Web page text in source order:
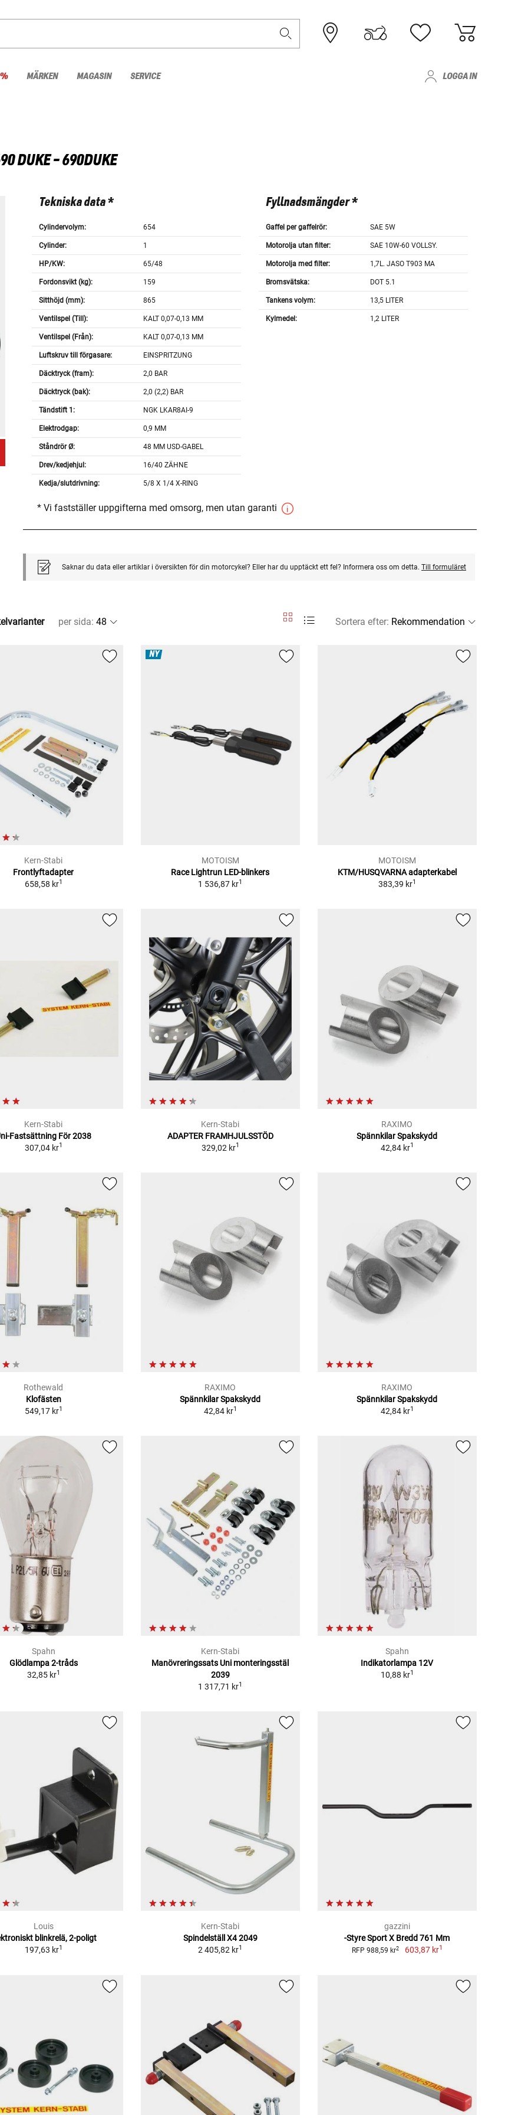
MÄRKEN MAGASIN SERVICE LOGGA IN
DUKE - 690DUKE
Tekniska data *
Cylindervolym: 654
Cylinder: 1
HP/KW: 65/48
Fordonsvikt (kg): 159
Sitthöjd (mm): 865
Ventilspel (Till): KALT 0,07-0,13 MM
Ventilspel (Från): KALT 0,07-0,13 MM
Luftskruv till förgasare: EINSPRITZUNG
Däcktryck (fram): 2,0 BAR
Däcktryck (bak): 2,0 (2,2) BAR
Tändstift 1: NGK LKAR8AI-9
Elektrodgap: 0,9 MM
Ståndrör Ø: 48 MM USD-GABEL
Drev/kedjehjul: 16/40 ZÄHNE
Kedja/slutdrivning: 5/8 X 1/4 X-RING
Fyllnadsmängder *
Gaffel per gaffelrör: SAE 5W
Motorolja utan filter: SAE 10W-60 VOLLSY.
Motorolja med filter: 1,7L. JASO T903 MA
Bromsvätska: DOT 5.1
Tankens volym: 13,5 LITER
Kylmedel: 1,2 LITER
* Vi fastställer uppgifterna med omsorg, men utan garanti
Saknar du data eller artiklar i översikten för din motorcykel? Eller har du upptäckt ett fel? Informera oss om detta. Till formuläret
per sida: Sortera efter:
Kern-Stabi
Frontlyftadapter
658,58 kr1
NY
MOTOISM
Race Lightrun LED-blinkers
1 536,87 kr1
MOTOISM
KTM/HUSQVARNA adapterkabel
383,39 kr1
Kern-Stabi
Fastsättning För 2038
307,04 kr1
Kern-Stabi
ADAPTER FRAMHJULSSTÖD
329,02 kr1
RAXIMO
Spännkilar Spakskydd
42,84 kr1
Rothewald
Klofästen
549,17 kr1
RAXIMO
Spännkilar Spakskydd
42,84 kr1
RAXIMO
Spännkilar Spakskydd
42,84 kr1
Spahn
Glödlampa 2-tråds
32,85 kr1
Kern-Stabi
Manövreringssats Uni monteringsstäl
2039
1 317,71 kr1
Spahn
Indikatorlampa 12V
10,88 kr1
Louis
blinkrelä, 2-poligt
197,63 kr1
Kern-Stabi
Spindelställ X4 2049
2 405,82 kr1
gazzini
-Styre Sport X Bredd 761 Mm
RFP 988,59 kr2 603,87 kr1